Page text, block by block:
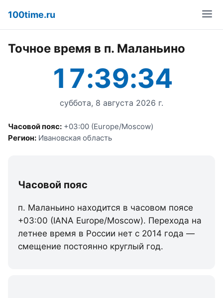
100time.ru
Точное время в п. Маланьино
17:39:34
суббота, 8 августа 2026 г.
Часовой пояс: +03:00 (Europe/Moscow)
Регион: Ивановская область
Часовой пояс
п. Маланьино находится в часовом поясе
+03:00 (IANA Europe/Moscow). Перехода на
летнее время в России нет с 2014 года —
смещение постоянно круглый год.